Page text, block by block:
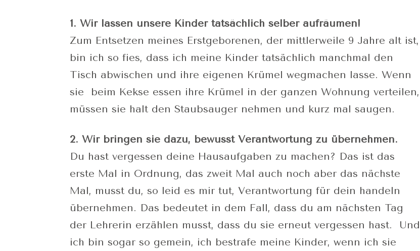
1. Wir lassen unsere Kinder tatsächlich selber aufräumen!
Zum Entsetzen meines Erstgeborenen, der mittlerweile 9 Jahre alt ist,
bin ich so fies, dass ich meine Kinder tatsächlich manchmal den
Tisch abwischen und ihre eigenen Krümel wegmachen lasse. Wenn
sie beim Kekse essen ihre Krümel in der ganzen Wohnung verteilen,
müssen sie halt den Staubsauger nehmen und kurz mal saugen.
2. Wir bringen sie dazu, bewusst Verantwortung zu übernehmen.
Du hast vergessen deine Hausaufgaben zu machen? Das ist das
erste Mal in Ordnung, das zweit Mal auch noch aber das nächste
Mal, musst du, so leid es mir tut, Verantwortung für dein handeln
übernehmen. Das bedeutet in dem Fall, dass du am nächsten Tag
der Lehrerin erzählen musst, dass du sie erneut vergessen hast. Und
ich bin sogar so gemein, ich bestrafe meine Kinder, wenn ich sie